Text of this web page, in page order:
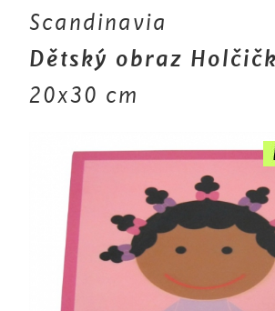
Scandinavia
Dětský obraz
20x30 cm